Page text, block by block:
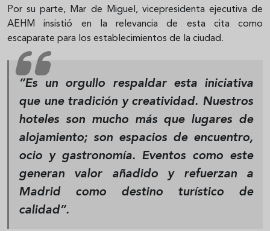
Por su parte, Mar de Miguel, vicepresidenta ejecutiva de
AEHM insistió en la relevancia de esta cita como
escaparate para los establecimientos de la ciudad.
“Es un orgullo respaldar esta iniciativa
que une tradición y creatividad. Nuestros
hoteles son mucho más que lugares de
alojamiento; son espacios de encuentro,
ocio y gastronomía. Eventos como este
generan valor añadido y refuerzan a
Madrid como destino turístico de
calidad”.